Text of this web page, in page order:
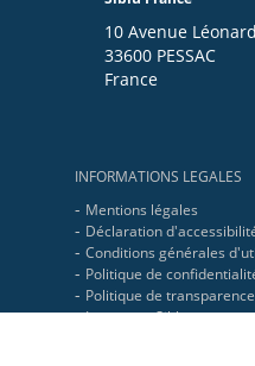
10 Avenue
33600 PESSAC
France
INFORMATIONS LEGALES
Mentions légales
Déclaration
Conditions générales
Politique de
Politique de transparence
Le groupe Siblu